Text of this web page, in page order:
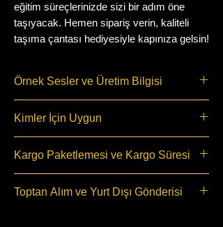
eğitim süreçlerinizde sizi bir adım öne
taşıyacak. Hemen sipariş verin, kaliteli
taşıma çantası hediyesiyle kapınıza gelsin!
Örnek Sesler ve Üretim Bilgisi
Üretim Detayı
Bu Üründe Kılıf ve Alyan Anahtarı
Hediyesi Vardır
Kimler İçin Uygun
yaş gurupları için uygundur
Okullar, Ritim gurupları, Sahne
Sanatları Performansı, Hobi ve
Kargo Paketlemesi ve Kargo Süresi
siparişleriniz aynı günAras Kargo
Toptan Alım ve Yurt Dışı Gönderisi